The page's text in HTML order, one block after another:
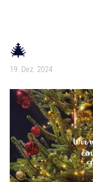
🎄
19. Dez. 2024